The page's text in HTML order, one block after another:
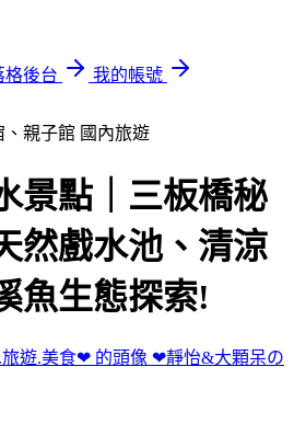
格後台
我的帳號
、親子館 國內旅遊
景點｜三板橋秘
然戲水池、清涼
魚生態探索!
❤靜怡&大顆呆の